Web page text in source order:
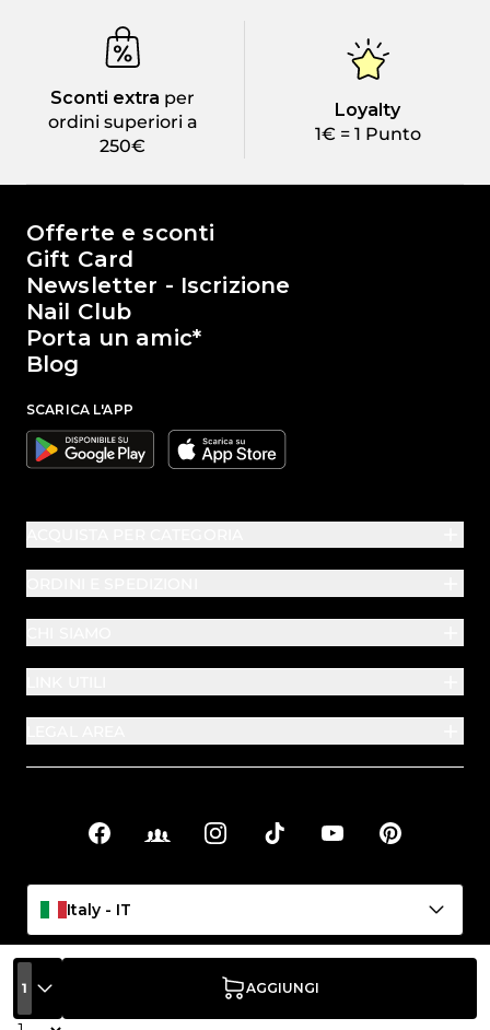
1 AGGIUNGI
Sconti extra per
ordini superiori a
250€
Loyalty
1€ = 1 Punto
Il mondo di Passione Beauty
Offerte e sconti
Gift Card
Newsletter - Iscrizione
Nail Club
Porta un amic*
Blog
SCARICA L'APP
Google Apple
Link sociali
FacebookFacebook Groups
InstagramTikTok YouTubePinterest
Italy - IT